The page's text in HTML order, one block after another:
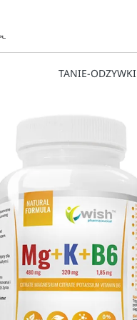
TANIE-ODZYWKI